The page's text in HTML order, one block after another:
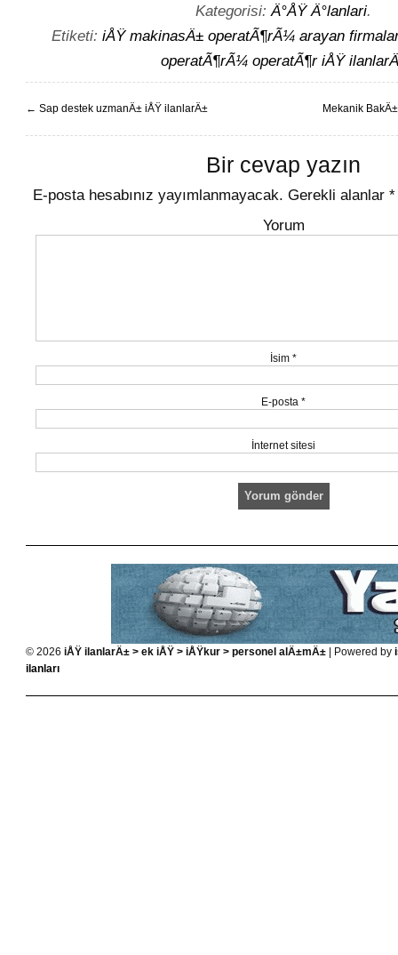
Kategorisi: Ä°ÅŸ Ä°lanlari.
Etiketi: iÅŸ makinasÄ± operatÃ¶rÃ¼ arayan
operatÃ¶rÃ¼ operatÃ¶r iÅŸ
← Sap destek uzmanÄ± iÅŸ ilanlarÄ± Mekanik
Bir cevap yazın
E-posta hesabınız yayımlanmayacak. Gerekli alanlar *
Yorum
İsim *
E-posta *
İnternet sitesi
© 2026 iÅŸ ilanlarÄ± > ek iÅŸ > iÅŸkur > personel alÄ±mÄ± | Powered by
ilanları